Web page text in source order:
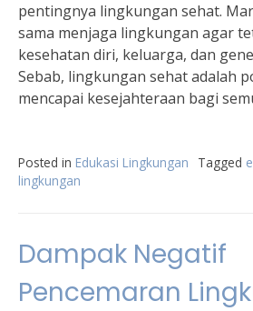
pentingnya lingkungan sehat.
sama menjaga lingkungan agar
kesehatan diri, keluarga, dan
Sebab, lingkungan sehat adalah
mencapai kesejahteraan bagi
Posted in Edukasi Lingkungan Tagged
lingkungan
Dampak Negatif
Pencemaran